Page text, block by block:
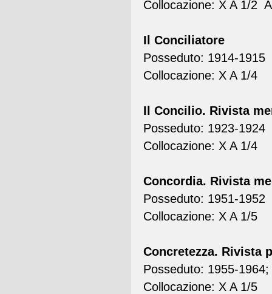
Collocazione: X A 1/2
Il Conciliatore
Posseduto: 1914-1915
Collocazione: X A 1/4
Il Concilio. Rivista
Posseduto: 1923-1924
Collocazione: X A 1/4
Concordia. Rivista
Posseduto: 1951-1952
Collocazione: X A 1/5
Concretezza. Rivista
Posseduto: 1955-
Collocazione: X A 1/5